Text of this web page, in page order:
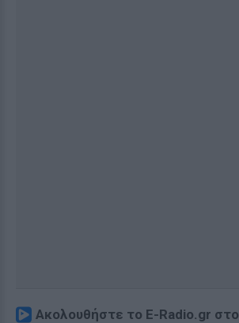
Ακολουθήστε το E-Radio.gr στο